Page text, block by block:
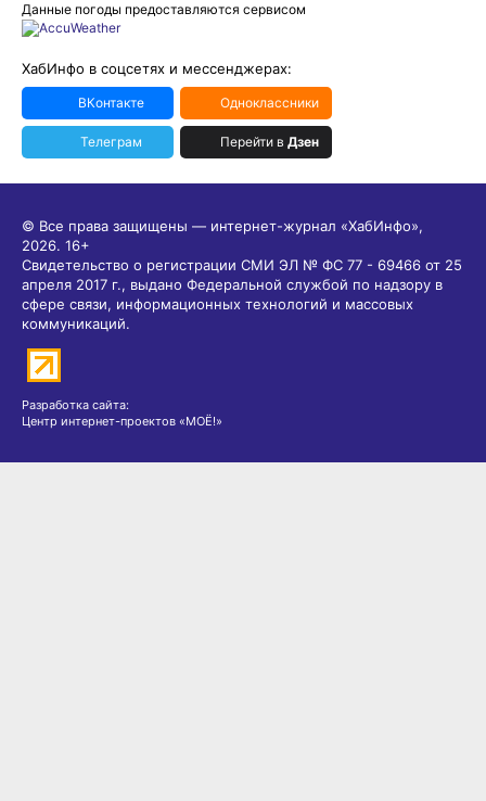
Данные погоды предоставляются сервисом
ХабИнфо в соцсетях и мессенджерах:
ВКонтакте Одноклассники
Телеграм Перейти в Дзен
© Все права защищены — интернет-журнал «ХабИнфо»,
2026. 16+
Свидетельство о регистрации СМИ ЭЛ № ФС 77 - 69466 от 25
апреля 2017 г., выдано Федеральной службой по надзору в
сфере связи, информационных технологий и массовых
коммуникаций.
Разработка сайта:
Центр интернет-проектов «МОЁ!»